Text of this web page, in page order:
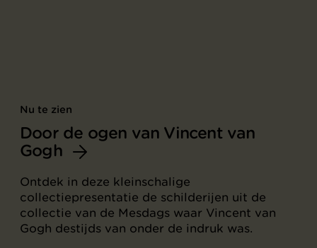
Nu te zien
Door de ogen van Vincent van
Gogh
Ontdek in deze kleinschalige
collectiepresentatie de schilderijen uit de
collectie van de Mesdags waar Vincent van
Gogh destijds van onder de indruk was.